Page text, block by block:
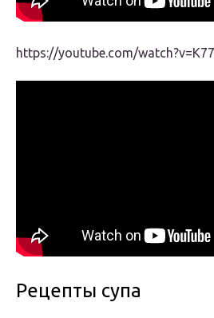
https://youtube.com/
Рецепты супа